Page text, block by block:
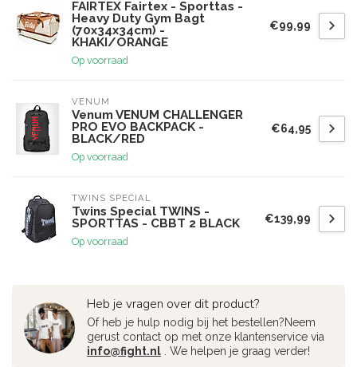
FAIRTEX Fairtex - Sporttas -
Heavy Duty Gym Bagt
(70x34x34cm) -
KHAKI/ORANGE
Op voorraad
€99,99
VENUM
Venum VENUM CHALLENGER
PRO EVO BACKPACK -
BLACK/RED
Op voorraad
€64,95
TWINS SPECIAL
Twins Special TWINS -
SPORTTAS - CBBT 2 BLACK
Op voorraad
€139,99
Heb je vragen over dit product?
Of heb je hulp nodig bij het bestellen?Neem
gerust contact op met onze klantenservice via
info@fight.nl . We helpen je graag verder!